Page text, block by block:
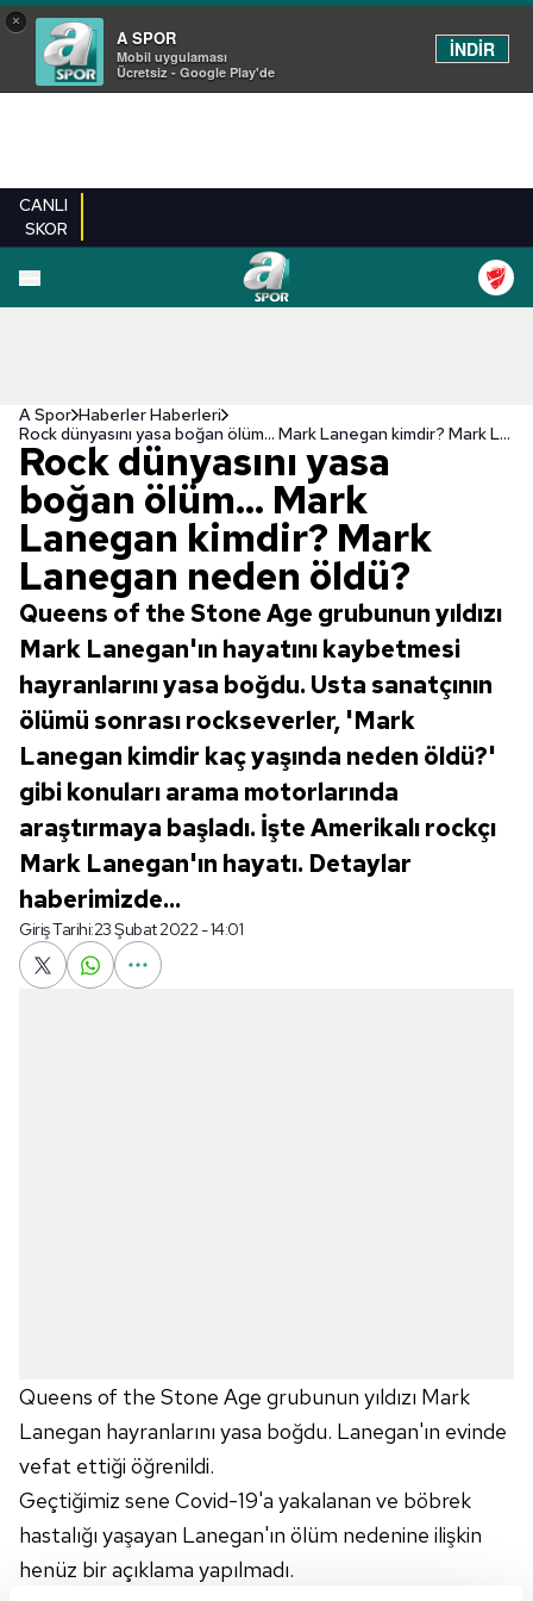
×
A SPOR
Mobil uygulaması
Ücretsiz - Google Play'de
İNDİR
CANLI
SKOR
A Spor Haberler Haberleri
Rock dünyasını yasa boğan ölüm... Mark Lanegan kimdir? Mark Lanegan neden öldü?
Rock dünyasını yasa
boğan ölüm... Mark
Lanegan kimdir? Mark
Lanegan neden öldü?
Queens of the Stone Age grubunun yıldızı
Mark Lanegan'ın hayatını kaybetmesi
hayranlarını yasa boğdu. Usta sanatçının
ölümü sonrası rockseverler, 'Mark
Lanegan kimdir kaç yaşında neden öldü?'
gibi konuları arama motorlarında
araştırmaya başladı. İşte Amerikalı rockçı
Mark Lanegan'ın hayatı. Detaylar
haberimizde...
Giriş Tarihi:23 Şubat 2022 - 14:01
Queens of the Stone Age grubunun yıldızı Mark
Lanegan hayranlarını yasa boğdu. Lanegan'ın evinde
vefat ettiği öğrenildi.
Geçtiğimiz sene Covid-19'a yakalanan ve böbrek
hastalığı yaşayan Lanegan'ın ölüm nedenine ilişkin
henüz bir açıklama yapılmadı.